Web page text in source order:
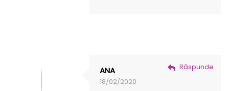
ANA
18/02/2020
Răspunde